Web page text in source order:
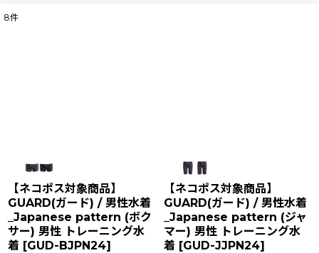
8件
【ネコポス対象商品】
GUARD(ガード) / 男性水着
_Japanese pattern (ボク
サー) 男性 トレーニング水
着 [GUD-BJPN24]
【ネコポス対象商品】
GUARD(ガード) / 男性水着
_Japanese pattern (ジャ
マー) 男性 トレーニング水
着 [GUD-JJPN24]